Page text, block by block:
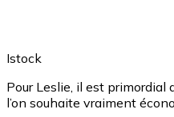
Istock
Pour Leslie, il est primordial
l’on souhaite vraiment